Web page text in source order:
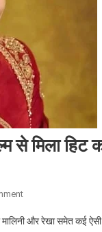
से मिला हिट
On
कोऔर रेखा समेत कई